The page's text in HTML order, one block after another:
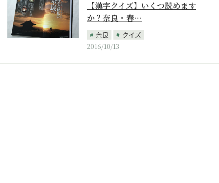
【漢字クイズ】いくつ読めます
か？奈良・春…
奈良
クイズ
2016/10/13